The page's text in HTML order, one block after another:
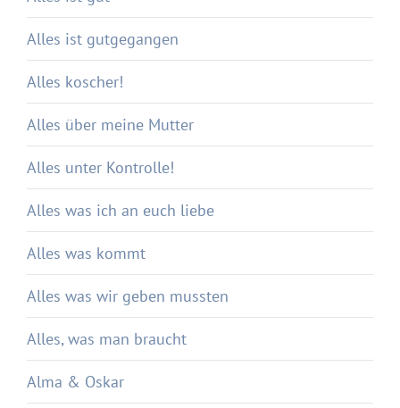
Alles ist gutgegangen
Alles koscher!
Alles über meine Mutter
Alles unter Kontrolle!
Alles was ich an euch liebe
Alles was kommt
Alles was wir geben mussten
Alles, was man braucht
Alma & Oskar